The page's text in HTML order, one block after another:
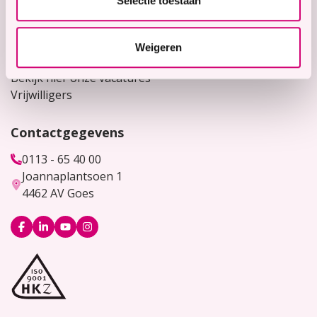
Weigeren
Voor verwijzers
Bekijk hier onze vacatures
Vrijwilligers
Contactgegevens
0113 - 65 40 00
Joannaplantsoen 1
4462 AV Goes
Logo
Facebook
Logo
LinkedIn
LogoLogo